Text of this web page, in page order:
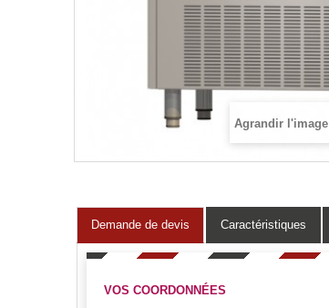
Agrandir l'image
Demande de devis Caractéristiques
VOS COORDONNÉES